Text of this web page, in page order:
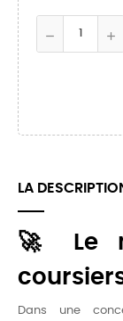
LA
🚀 Le
Dans une